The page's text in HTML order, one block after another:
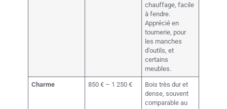
chauffage, facile
à fendre.
Apprécié en
tournerie, pour
les manches
d’outils, et
certains
meubles.
Charme 850 € – 1 250 €
Bois très dur et
dense, souvent
comparable au